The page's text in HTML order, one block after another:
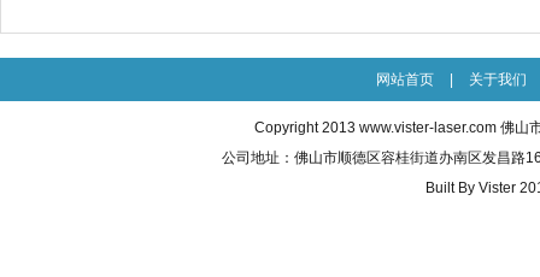
网站首页 关于我们
Copyright 2013 www.vister-laser.com 佛山
公司地址：佛山市顺德区容桂街道办南区发昌路
Built By Vister